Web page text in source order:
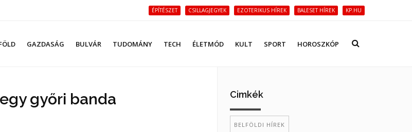
ÉPÍTÉSZET CSILLAGJEGYEK EZOTERIKUS HÍREK BALESET HÍREK KP.HU
GAZDASÁG BULVÁR TUDOMÁNY TECH ÉLETMÓD KULT SPORT HOROSZKÓP
győri banda Cimkék
BELFÖLDI HÍREK